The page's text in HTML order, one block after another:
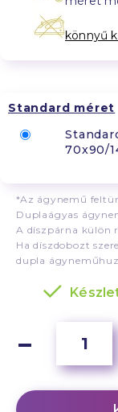
könnyű
Standard méret
70x90/
*Az ágynemű
Duplaágyas
A díszpárna külön
Ha díszdobozt
dupla